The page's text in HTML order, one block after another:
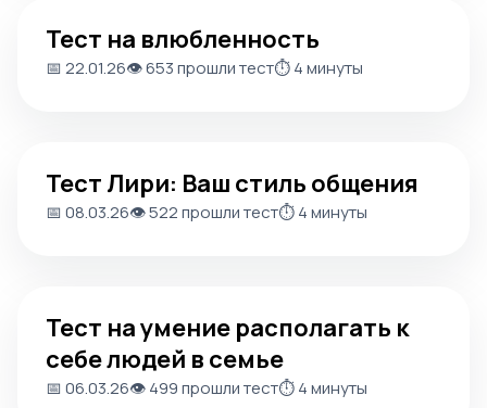
Тест на влюбленность
📅 22.01.26👁️ 653 прошли тест⏱️ 4 минуты
Тест Лири: Ваш стиль общения
📅 08.03.26👁️ 522 прошли тест⏱️ 4 минуты
Тест на умение располагать к
себе людей в семье
📅 06.03.26👁️ 499 прошли тест⏱️ 4 минуты